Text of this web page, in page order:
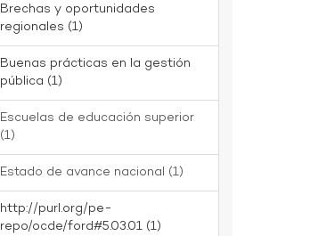
Brechas y oportunidades
regionales (1)
Buenas prácticas en la gestión
pública (1)
Escuelas de educación superior
(1)
Estado de avance nacional (1)
http://purl.org/pe-
repo/ocde/ford#5.03.01 (1)